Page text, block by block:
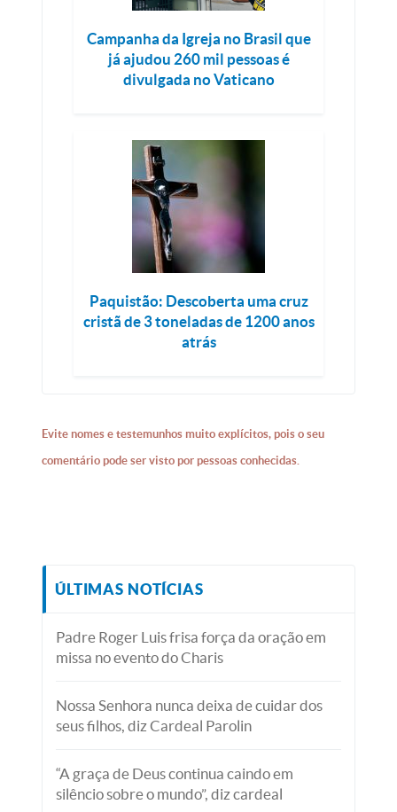
Campanha da Igreja no Brasil que
já ajudou 260 mil pessoas é
divulgada no Vaticano
Paquistão: Descoberta uma cruz
cristã de 3 toneladas de 1200 anos
atrás
Evite nomes e testemunhos muito explícitos, pois o seu
comentário pode ser visto por pessoas conhecidas.
ÚLTIMAS NOTÍCIAS
Padre Roger Luis frisa força da oração em
missa no evento do Charis
Nossa Senhora nunca deixa de cuidar dos
seus filhos, diz Cardeal Parolin
“A graça de Deus continua caindo em
silêncio sobre o mundo”, diz cardeal